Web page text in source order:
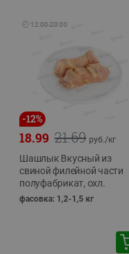
🕘 12:00-20:00
-12%
21.69
18.99 руб./кг
Шашлык Вкусный из
свиной филейной части
полуфабрикат, охл.
фасовка: 1,2-1,5 кг